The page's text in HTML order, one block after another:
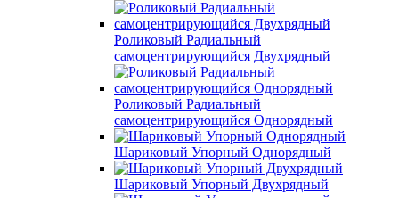
Роликовый Радиальный
самоцентрирующийся Двухрядный
Роликовый Радиальный
самоцентрирующийся Однорядный
Шариковый Упорный Однорядный
Шариковый Упорный Двухрядный